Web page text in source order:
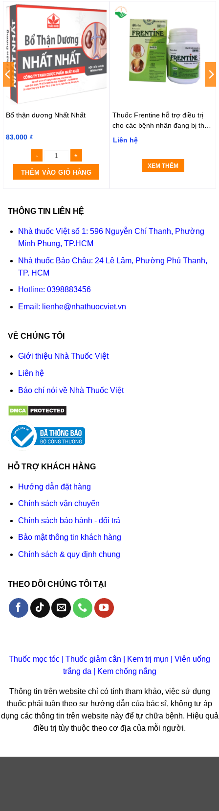
Bổ thận dương Nhất Nhất
83.000 ₫
THÊM VÀO GIỎ HÀNG
Thuốc Frentine hỗ trợ điều trị
cho các bệnh nhân đang bị thấp
khớp (Hộp 1 lọ x 30 viên)
Liên hệ
XEM THÊM
THÔNG TIN LIÊN HỆ
Nhà thuốc Việt số 1: 596 Nguyễn Chí Thanh, Phường
Minh Phụng, TP.HCM
Nhà thuốc Bảo Châu: 24 Lê Lâm, Phường Phú Thạnh,
TP. HCM
Hotline: 0398883456
Email: lienhe@nhathuocviet.vn
VỀ CHÚNG TÔI
Giới thiệu Nhà Thuốc Việt
Liên hệ
Báo chí nói về Nhà Thuốc Việt
HỖ TRỢ KHÁCH HÀNG
Hướng dẫn đặt hàng
Chính sách vận chuyển
Chính sách bảo hành - đổi trả
Bảo mật thông tin khách hàng
Chính sách & quy định chung
THEO DÕI CHÚNG TÔI TẠI
Thuốc mọc tóc Thuốc giảm cân Kem trị mụn
Viên uống
trắng da
Kem chống nắng
Thông tin trên website chỉ có tính tham khảo, việc sử dụng
thuốc phải tuân theo sự hướng dẫn của bác sĩ, không tự áp
dụng các thông tin trên website này để tự chữa bệnh. Hiệu quả
điều trị tùy thuộc theo cơ địa của mỗi người.